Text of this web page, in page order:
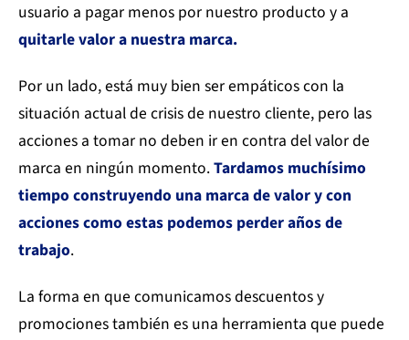
usuario a pagar menos por nuestro producto y a
quitarle valor a nuestra marca.
Por un lado, está muy bien ser empáticos con la
situación actual de crisis de nuestro cliente, pero las
acciones a tomar no deben ir en contra del valor de
marca en ningún momento.Tardamos muchísimo
tiempo construyendo una marca de valor y con
acciones como estas podemos perder años de
trabajo.
La forma en que comunicamos descuentos y
promociones también es una herramienta que puede